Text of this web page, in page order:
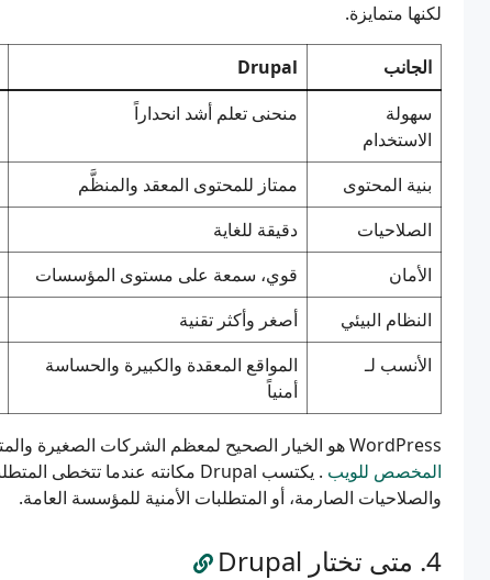
لكنها متمايزة.
الجانب Drupal
سهولة
الاستخدام
منحنى تعلم أشد انحداراً
بنية المحتوى ممتاز للمحتوى المعقد والمنظَّم
الصلاحيات
دقيقة للغاية
الأمان
قوي، سمعة على مستوى المؤسسات
النظام البيئي
أصغر وأكثر تقنية
الأنسب لـ
المواقع المعقدة والكبيرة والحساسة
أمنياً
WordPress هو الخيار الصحيح لمعظم الشركات الصغيرة والمتوسطة، ولهذا نتناوله في دليلنا
المخصص للويب
والصلاحيات الصارمة، أو المتطلبات الأمنية للمؤسسة العامة.
متى تختار Drupal